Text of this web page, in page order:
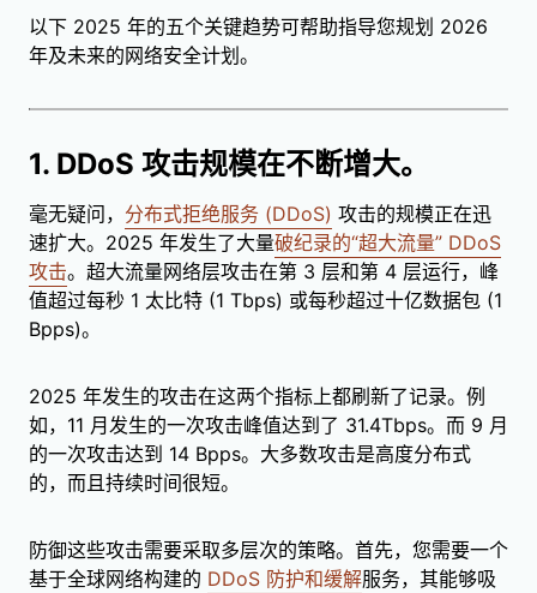
以下 2025 年的五个关键趋势可帮助指导您规划 2026
年及未来的网络安全计划。
1. DDoS 攻击规模在不断增大。
毫无疑问， 分布式拒绝服务 (DDoS) 攻击的规模正在迅
速扩大。2025 年发生了大量破纪录的“超大流量” DDoS
攻击。超大流量网络层攻击在第 3 层和第 4 层运行，峰
值超过每秒 1 太比特 (1 Tbps) 或每秒超过十亿数据包 (1
Bpps)。
2025 年发生的攻击在这两个指标上都刷新了记录。例
如，11 月发生的一次攻击峰值达到了 31.4Tbps。而 9 月
的一次攻击达到 14 Bpps。大多数攻击是高度分布式
的，而且持续时间很短。
防御这些攻击需要采取多层次的策略。首先，您需要一个
基于全球网络构建的 DDoS 防护和缓解服务，其能够吸